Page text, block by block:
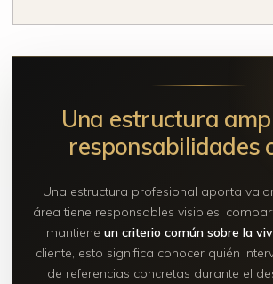
Una estructura
responsabilidades
Una estructura profesional aporta
área tiene responsables visibles,
mantiene un criterio común sobre la
cliente, esto significa conocer quién
de referencias concretas durante el